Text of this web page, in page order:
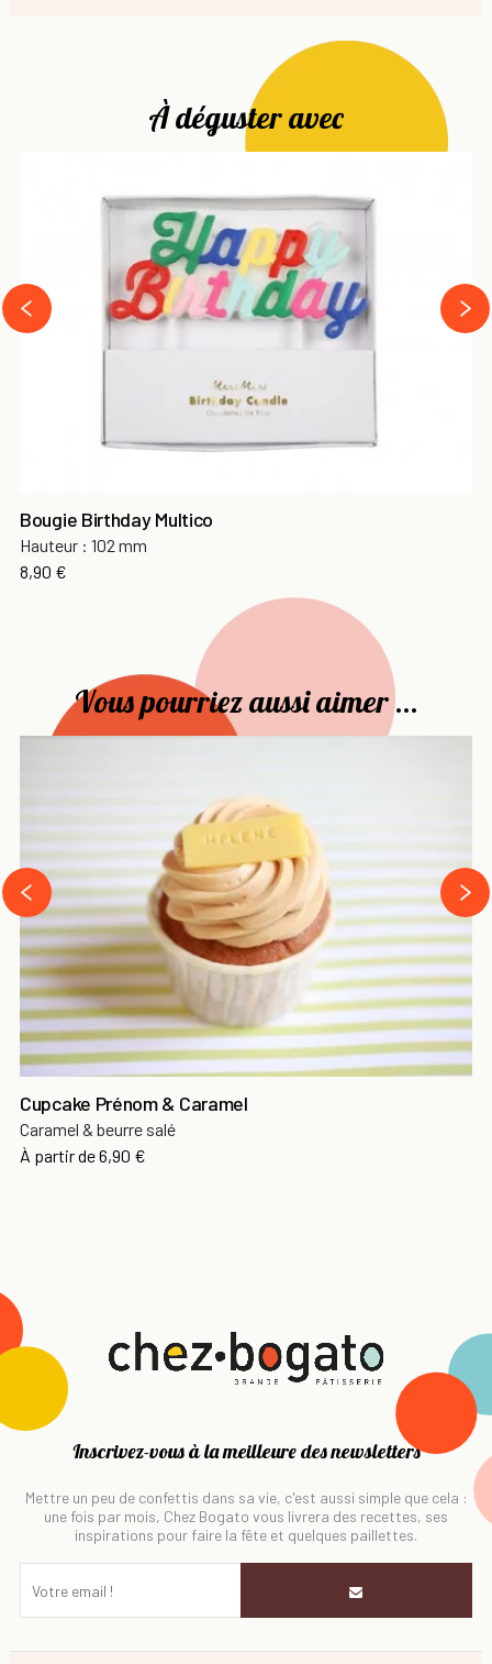
À déguster avec
Bougie Birthday Multico
Hauteur : 102 mm
Prix
8,90 €
prev
next
Vous pourriez aussi aimer ...
Cupcake Prénom & Caramel
Caramel & beurre salé
À partir de6,90 €
‹
›
Inscrivez-vous à la meilleure des newsletters
Mettre un peu de confettis dans sa vie, c'est aussi simple que cela :
une fois par mois, Chez Bogato vous livrera des recettes, ses
inspirations pour faire la fête et quelques paillettes.